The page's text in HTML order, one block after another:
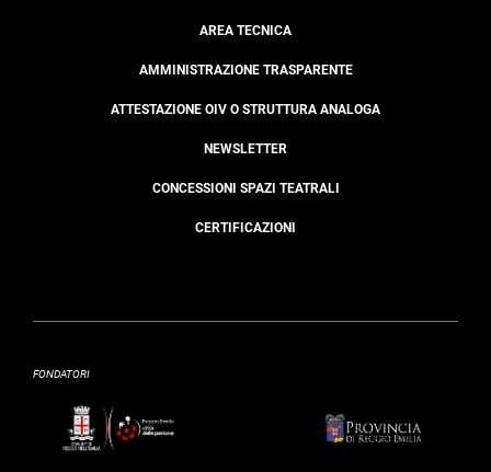
AREA TECNICA
AMMINISTRAZIONE TRASPARENTE
ATTESTAZIONE OIV O STRUTTURA ANALOGA
NEWSLETTER
CONCESSIONI SPAZI TEATRALI
CERTIFICAZIONI
FONDATORI